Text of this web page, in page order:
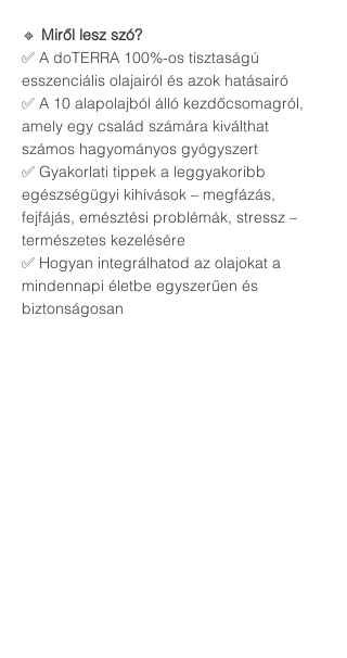
🔹 Miről lesz szó?
✅ A doTERRA 100%-os tisztaságú
esszenciális olajairól és azok hatásairó
✅ A 10 alapolajból álló kezdőcsomagról,
amely egy család számára kiválthat
számos hagyományos gyógyszert
✅ Gyakorlati tippek a leggyakoribb
egészségügyi kihívások – megfázás,
fejfájás, emésztési problémák, stressz –
természetes kezelésére
✅ Hogyan integrálhatod az olajokat a
mindennapi életbe egyszerűen és
biztonságosan